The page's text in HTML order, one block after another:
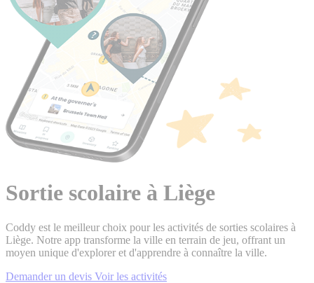
Sortie scolaire à Liège
Coddy est le meilleur choix pour les activités de sorties scolaires à
Liège. Notre app transforme la ville en terrain de jeu, offrant un
moyen unique d'explorer et d'apprendre à connaître la ville.
Demander un devis Voir les activités